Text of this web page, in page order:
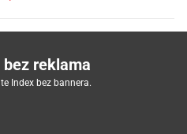
bez reklama
Index bez bannera.